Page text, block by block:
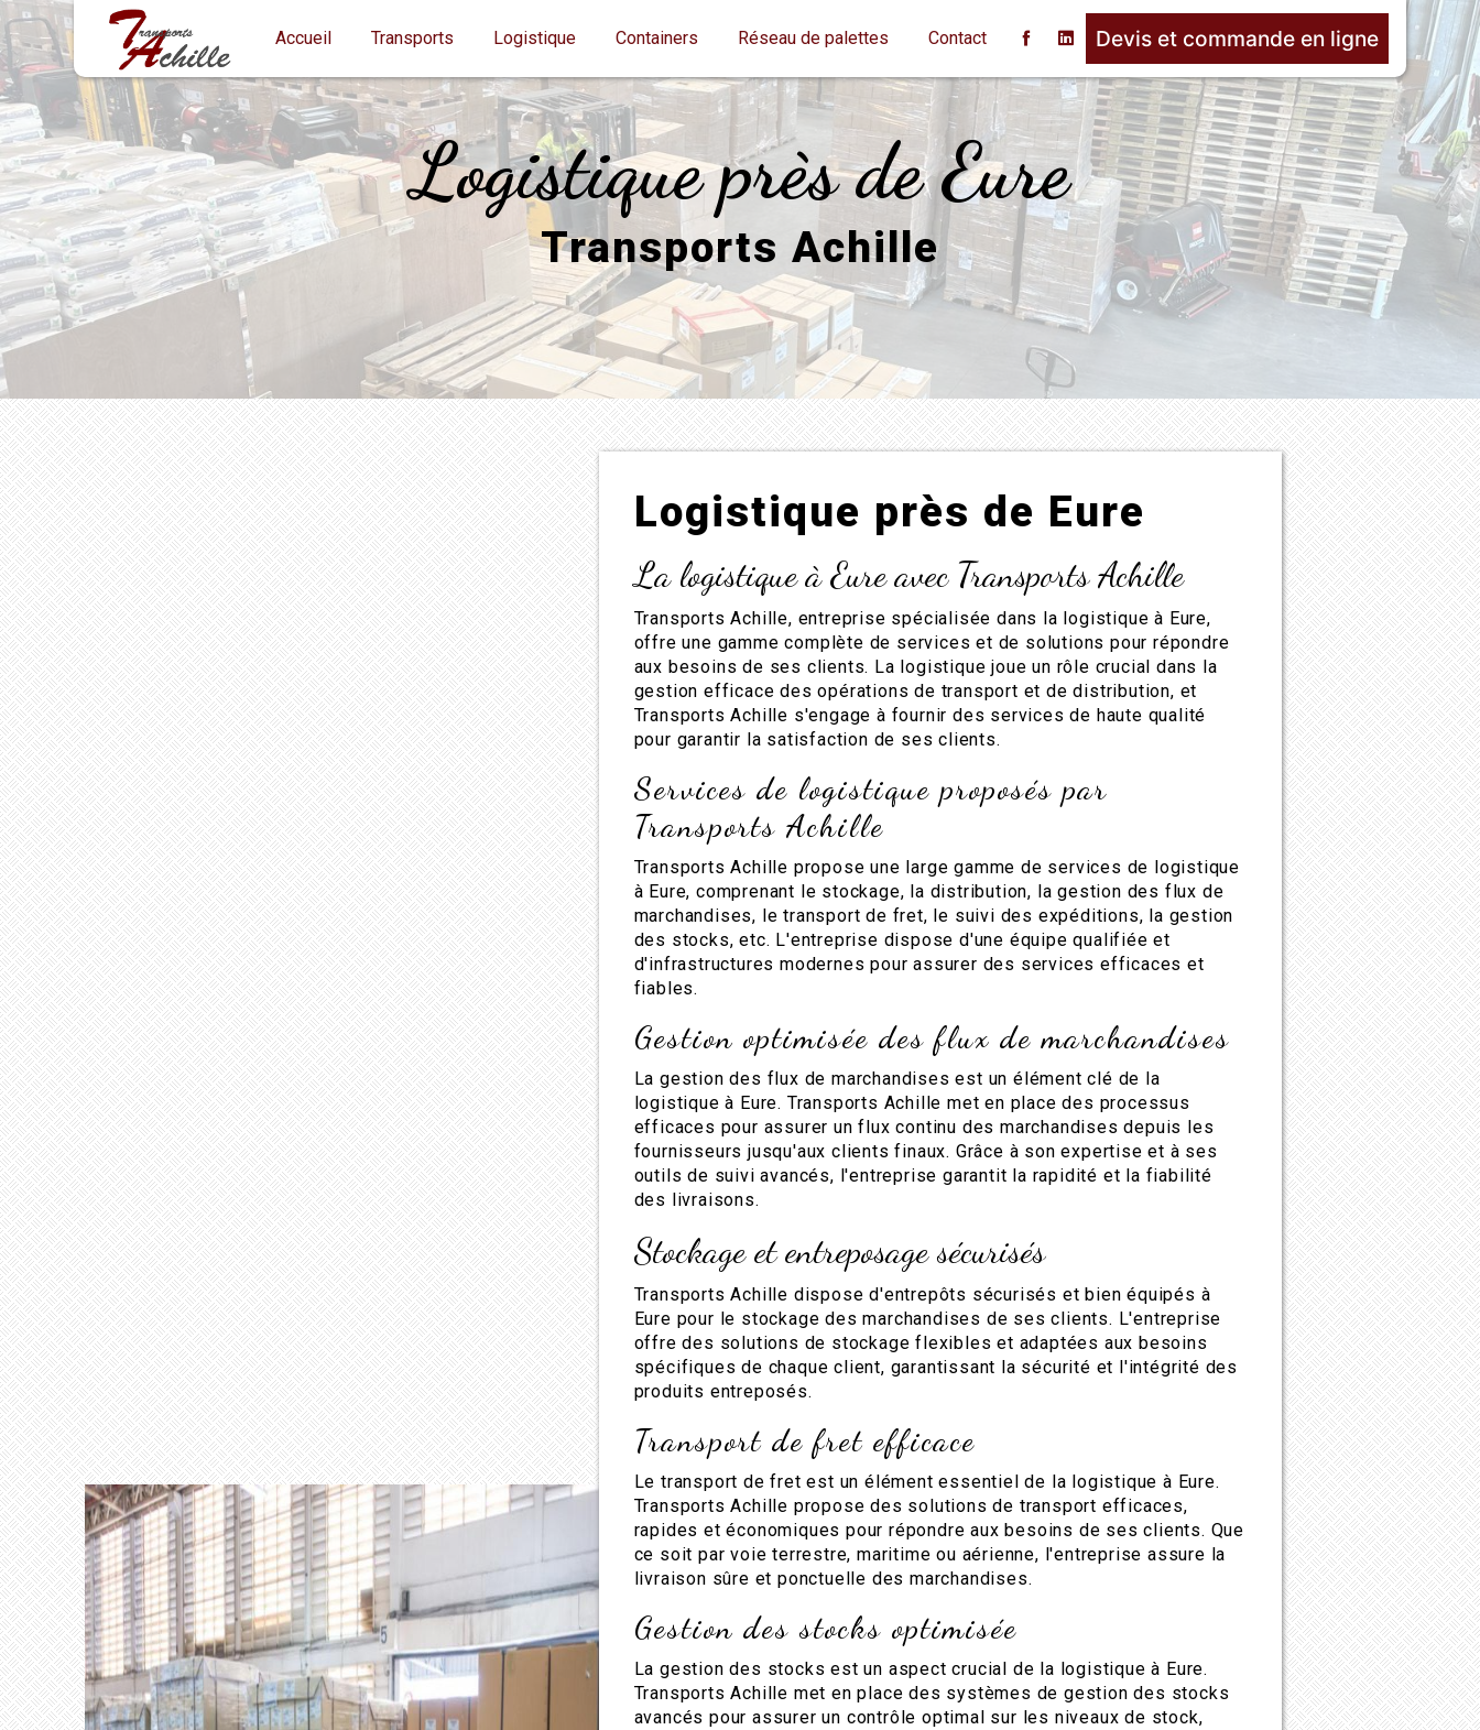
Accueil Transports Logistique Containers Réseau de palettes Contact Devis et commande en ligne
Logistique près de Eure
Transports Achille
Logistique près de Eure
La logistique à Eure avec Transports Achille
Transports Achille, entreprise spécialisée dans la logistique à Eure,
offre une gamme complète de services et de solutions pour répondre
aux besoins de ses clients. La logistique joue un rôle crucial dans la
gestion efficace des opérations de transport et de distribution, et
Transports Achille s'engage à fournir des services de haute qualité
pour garantir la satisfaction de ses clients.
Services de logistique proposés par
Transports Achille
Transports Achille propose une large gamme de services de logistique
à Eure, comprenant le stockage, la distribution, la gestion des flux de
marchandises, le transport de fret, le suivi des expéditions, la gestion
des stocks, etc. L'entreprise dispose d'une équipe qualifiée et
d'infrastructures modernes pour assurer des services efficaces et
fiables.
Gestion optimisée des flux de marchandises
La gestion des flux de marchandises est un élément clé de la
logistique à Eure. Transports Achille met en place des processus
efficaces pour assurer un flux continu des marchandises depuis les
fournisseurs jusqu'aux clients finaux. Grâce à son expertise et à ses
outils de suivi avancés, l'entreprise garantit la rapidité et la fiabilité
des livraisons.
Stockage et entreposage sécurisés
Transports Achille dispose d'entrepôts sécurisés et bien équipés à
Eure pour le stockage des marchandises de ses clients. L'entreprise
offre des solutions de stockage flexibles et adaptées aux besoins
spécifiques de chaque client, garantissant la sécurité et l'intégrité des
produits entreposés.
Transport de fret efficace
Le transport de fret est un élément essentiel de la logistique à Eure.
Transports Achille propose des solutions de transport efficaces,
rapides et économiques pour répondre aux besoins de ses clients. Que
ce soit par voie terrestre, maritime ou aérienne, l'entreprise assure la
livraison sûre et ponctuelle des marchandises.
Gestion des stocks optimisée
La gestion des stocks est un aspect crucial de la logistique à Eure.
Transports Achille met en place des systèmes de gestion des stocks
avancés pour assurer un contrôle optimal sur les niveaux de stock,
Panneau de gestion des cookies